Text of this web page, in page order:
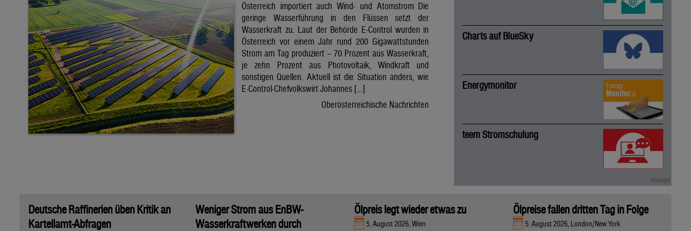
Österreich importiert auch Wind- und Atomstrom Die
geringe Wasserführung in den Flüssen setzt der
Wasserkraft zu. Laut der Behörde E-Control wurden in
Österreich vor einem Jahr rund 200 Gigawattstunden
Strom am Tag produziert – 70 Prozent aus Wasserkraft,
je zehn Prozent aus Photovoltaik, Windkraft und
sonstigen Quellen. Aktuell ist die Situation anders, wie
E-Control-Chefvolkswirt Johannes […]
Oberösterreichische Nachrichten
Charts auf BlueSky
Energymonitor
teem Stromschulung
Deutsche Raffinerien üben Kritik an
Kartellamt-Abfragen
Weniger Strom aus EnBW-
Wasserkraftwerken durch
Ölpreis legt wieder etwas zu
5. August 2026, Wien
Ölpreise fallen dritten Tag in Folge
5. August 2026, London/New York